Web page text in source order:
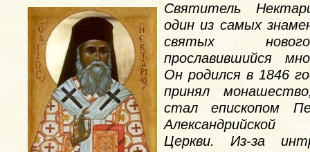
Святитель
один из самых
святых
прославившийся
Он родился в 1846
принял
стал епископом
Александрийской
Церкви. Из-за